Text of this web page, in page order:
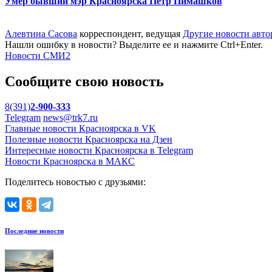
Алевтина Сасова корреспондент, ведущая Другие новости
Нашли ошибку в новости? Выделите ее и нажмите Ctrl+Enter.
Новости СМИ2
Сообщите свою новость
8(391)2-900-333
Telegram news@trk7.ru
Главные новости Красноярска в VK
Полезные новости Красноярска на Дзен
Интересные новости Красноярска в Telegram
Новости Красноярска в МАКС
Поделитесь новостью с друзьями:
Последние новости